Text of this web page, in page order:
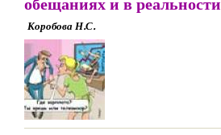
Коробова Н.С.